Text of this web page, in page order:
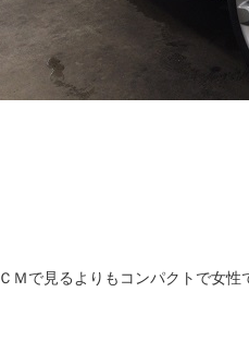
ＣＭで見るよりもコンパクトで女